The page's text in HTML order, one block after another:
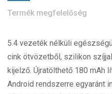
Termék megfelelőség
5.4 vezeték nélküli
cink ötvözetből, szilikon
kijelző. Újratölthető 180 mAh
Android rendszerre egyaránt